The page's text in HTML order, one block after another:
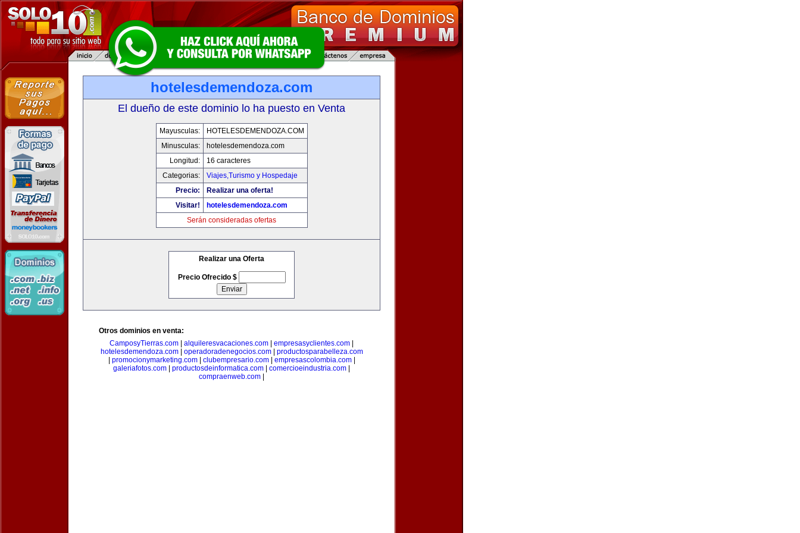
hotelesdemendoza.com
El dueño de este dominio lo ha puesto en Venta
Mayusculas:
HOTELESDEMENDOZA.COM
Minusculas:
hotelesdemendoza.com
Longitud:
16 caracteres
Categorias:
Viajes,Turismo y Hospedaje
Precio:
Realizar una oferta!
Visitar!
hotelesdemendoza.com
Serán consideradas ofertas
Realizar una Oferta
Precio Ofrecido $
Otros dominios en venta:
CamposyTierras.com
alquileresvacaciones.com empresasyclientes.com
hotelesdemendoza.com| operadoradenegocios.com| productosparabelleza.com
promocionymarketing.com| clubempresario.com| empresascolombia.com|
galeriafotos.com
productosdeinformatica.com comercioeindustria.com
compraenweb.com